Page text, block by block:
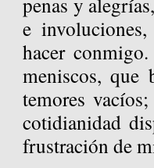
e
hacer
meniscos, que
temores
cotidianidad
frustración de